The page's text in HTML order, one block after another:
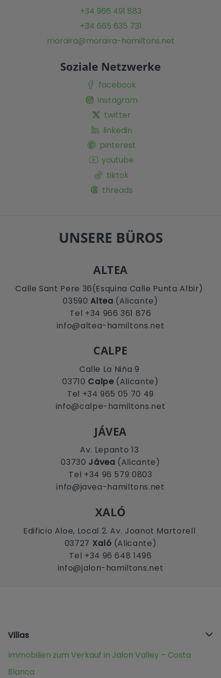
+34 966 491 883
+34 665 635 731
moraira@moraira-hamiltons.net
Soziale Netzwerke
facebook
instagram
twitter
linkedin
pinterest
youtube
tiktok
threads
UNSERE BÜROS
ALTEA
Calle Sant Pere 36(Esquina Calle Punta Albir)
03590Altea (Alicante)
Tel +34 966 361 876
info@altea-hamiltons.net
CALPE
Calle La Niña 9
03710 Calpe(Alicante)
Tel +34 965 05 70 49
info@calpe-hamiltons.net
JÁVEA
Av. Lepanto 13
03730 Jávea (Alicante)
Tel +34 96 579 0803
info@javea-hamiltons.net
XALÓ
Edificio Aloe, Local 2. Av. Joanot Martorell
03727 Xaló (Alicante)
Tel +34 96 648 1496
info@jalon-hamiltons.net
Villas
Immobilien zum Verkauf in Jalon Valley – Costa
Blanca